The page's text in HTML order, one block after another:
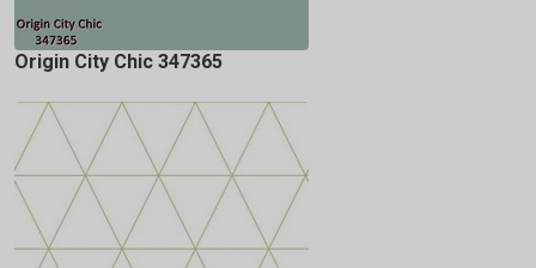
Origin City Chic 347365